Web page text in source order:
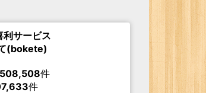
サービス
(bokete)
件
件